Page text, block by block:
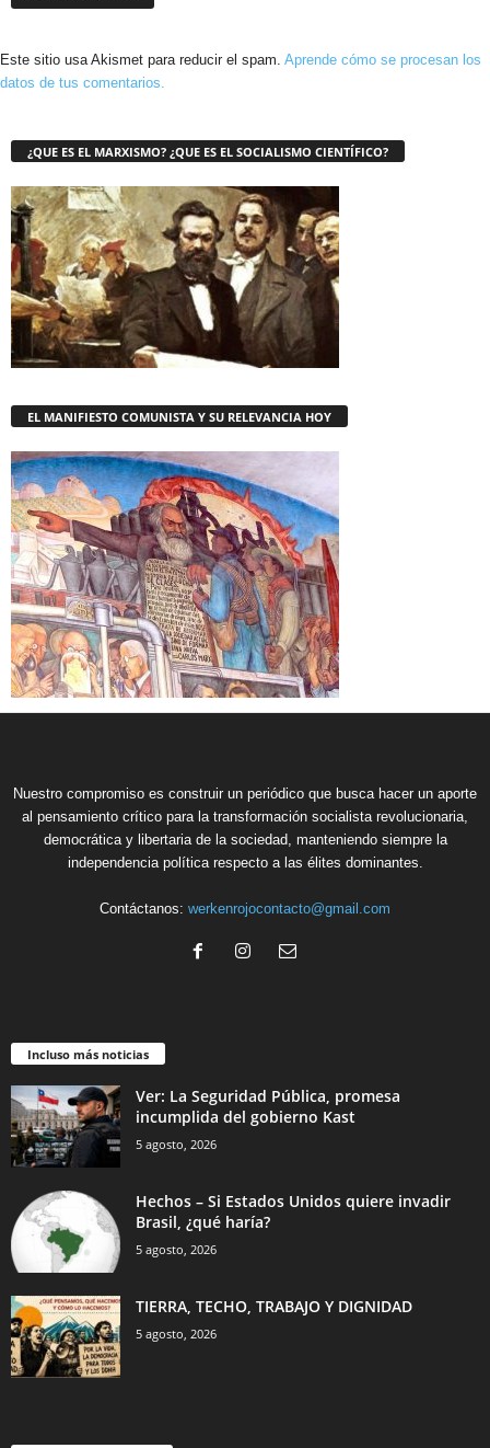
Este sitio usa Akismet para reducir el spam. Aprende cómo se procesan los
datos de tus comentarios.
¿QUE ES EL MARXISMO? ¿QUE ES EL SOCIALISMO CIENTÍFICO?
EL MANIFIESTO COMUNISTA Y SU RELEVANCIA HOY
Nuestro compromiso es construir un periódico que busca hacer un aporte
al pensamiento crítico para la transformación socialista revolucionaria,
democrática y libertaria de la sociedad, manteniendo siempre la
independencia política respecto a las élites dominantes.
Contáctanos: werkenrojocontacto@gmail.com
Incluso más noticias
Ver: La Seguridad Pública, promesa
incumplida del gobierno Kast
5 agosto, 2026
Hechos – Si Estados Unidos quiere invadir
Brasil, ¿qué haría?
5 agosto, 2026
TIERRA, TECHO, TRABAJO Y DIGNIDAD
5 agosto, 2026